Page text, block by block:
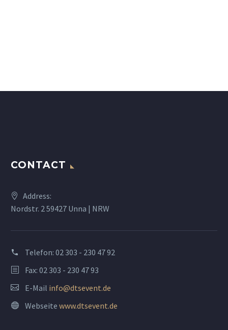
CONTACT
Address:
Nordstr. 2 59427 Unna | NRW
Telefon: 02 303 - 230 47 92
Fax: 02 303 - 230 47 93
E-Mail info@dtsevent.de
Webseite www.dtsevent.de